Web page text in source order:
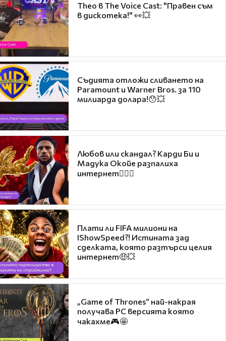
Theo в The Voice Cast: "Правен съм
в дискотека!" 👀💥
Съдията отложи сливането на
Paramount и Warner Bros. за 110
милиарда долара!😯💥
Любов или скандал? Карди Би и
Мадука Окойе разпалиха
интернет❤️‍🔥🔥
Плати ли FIFA милиони на
IShowSpeed?! Истината зад
сделката, която разтърси целия
интернет🤑💥
„Game of Thrones“ най-накрая
получава PC версията която
чакахме🎮🤩